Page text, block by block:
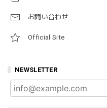
お問い合わせ
Official Site
NEWSLETTER